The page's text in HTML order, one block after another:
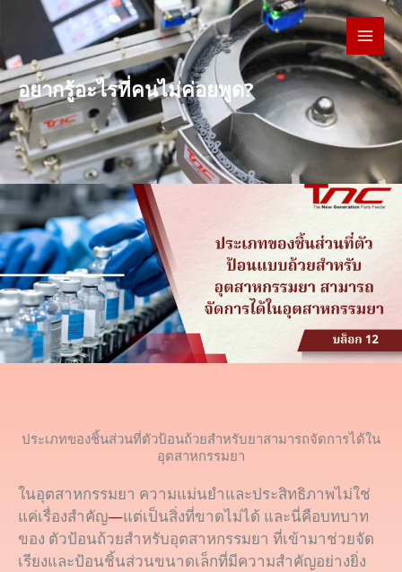
content
อยากรู้อะไรที่คนไม่ค่อยพูด?
ประเภทของชิ้นส่วนที่ตัวป้อนถ้วยสำหรับยาสามารถจัดการได้ใน
อุตสาหกรรมยา
ในอุตสาหกรรมยา ความแม่นยำและประสิทธิภาพไม่ใช่
แค่เรื่องสำคัญ—แต่เป็นสิ่งที่ขาดไม่ได้ และนี่คือบทบาท
ของ ตัวป้อนถ้วยสำหรับอุตสาหกรรมยา ที่เข้ามาช่วยจัด
เรียงและป้อนชิ้นส่วนขนาดเล็กที่มีความสำคัญอย่างยิ่ง